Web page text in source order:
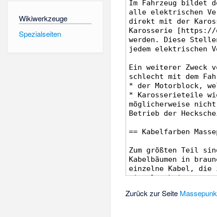
Wikiwerkzeuge
Spezialseiten
Zurück zur Seite